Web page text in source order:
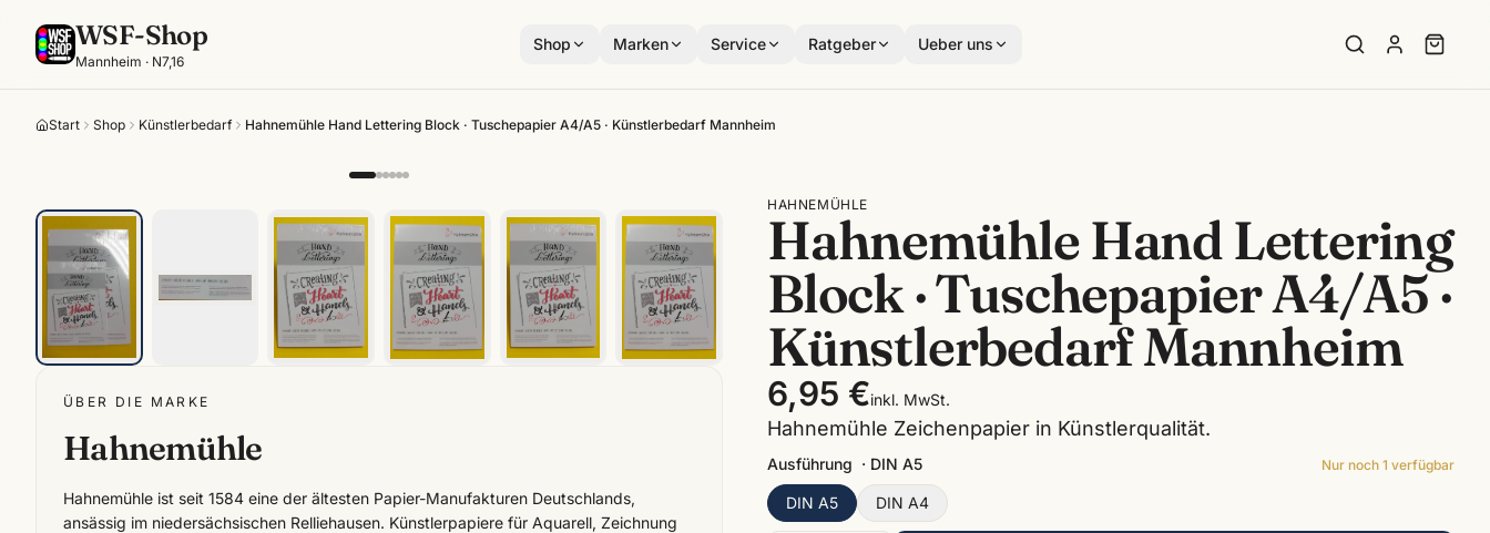
WSF-Shop
Mannheim · N7,16
Shop Marken Service Ratgeber Ueber uns
Start Shop Künstlerbedarf Hahnemühle Hand Lettering Block · Tuschepapier A4/A5 · Künstlerbedarf Mannheim
ÜBER DIE MARKE
Hahnemühle
Hahnemühle ist seit 1584 eine der ältesten Papier-Manufakturen Deutschlands,
ansässig im niedersächsischen Relliehausen. Künstlerpapiere für Aquarell, Zeichnung
HAHNEMÜHLE
Hahnemühle Hand Lettering
Block · Tuschepapier A4/A5 ·
Künstlerbedarf Mannheim
6,95 €inkl. MwSt.
Hahnemühle Zeichenpapier in Künstlerqualität.
Ausführung · DIN A5 Nur noch 1 verfügbar
DIN A5 DIN A4